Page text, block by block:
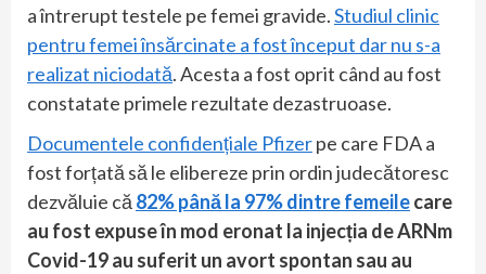
a întrerupt testele pe femei gravide.Studiul clinic
pentru femei însărcinate a fost început dar nu s-a
realizat niciodată. Acesta a fost oprit când au fost
constatate primele rezultate dezastruoase.
Documentele confidențiale Pfizerpe care FDA a
fost forțată să le elibereze prin ordin judecătoresc
dezvăluie că 82% până la 97% dintre femeilecare
au fost expuse în mod eronat la injecția de ARNm
Covid-19 au suferit un avort spontan sau au